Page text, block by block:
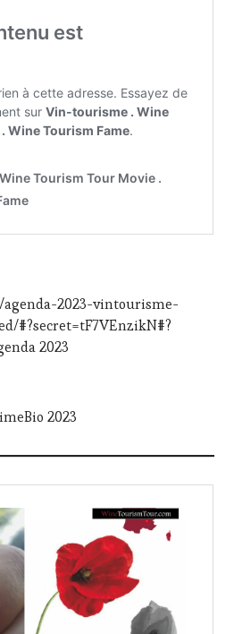
2023-vintourisme-
#?secret=tF7VEnzikN#?
2023
2023